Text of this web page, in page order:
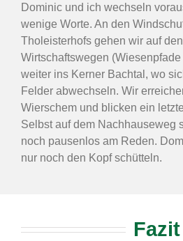
Dominic und ich wechseln
wenige Worte. An den
Tholeisterhofs gehen wir auf
Wirtschaftswegen
weiter ins Kerner Bachtal, wo
Felder abwechseln. Wir
Wierschem und blicken ein
Selbst auf dem Nachhauseweg
noch pausenlos am Reden.
nur noch den Kopf schütteln.
Fazit